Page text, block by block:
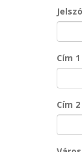
Cím 1
Cím 2